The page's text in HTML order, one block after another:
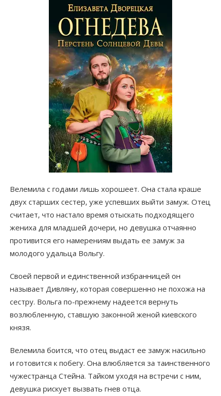
Велемила с годами лишь хорошеет. Она стала краше
двух старших сестер, уже успевших выйти замуж. Отец
считает, что настало время отыскать подходящего
жениха для младшей дочери, но девушка отчаянно
противится его намерениям выдать ее замуж за
молодого удальца Вольгу.
Своей первой и единственной избранницей он
называет Дивляну, которая совершенно не похожа на
сестру. Вольга по-прежнему надеется вернуть
возлюбленную, ставшую законной женой киевского
князя.
Велемила боится, что отец выдаст ее замуж насильно
и готовится к побегу. Она влюбляется за таинственного
чужестранца Стейна. Тайком уходя на встречи с ним,
девушка рискует вызвать гнев отца.